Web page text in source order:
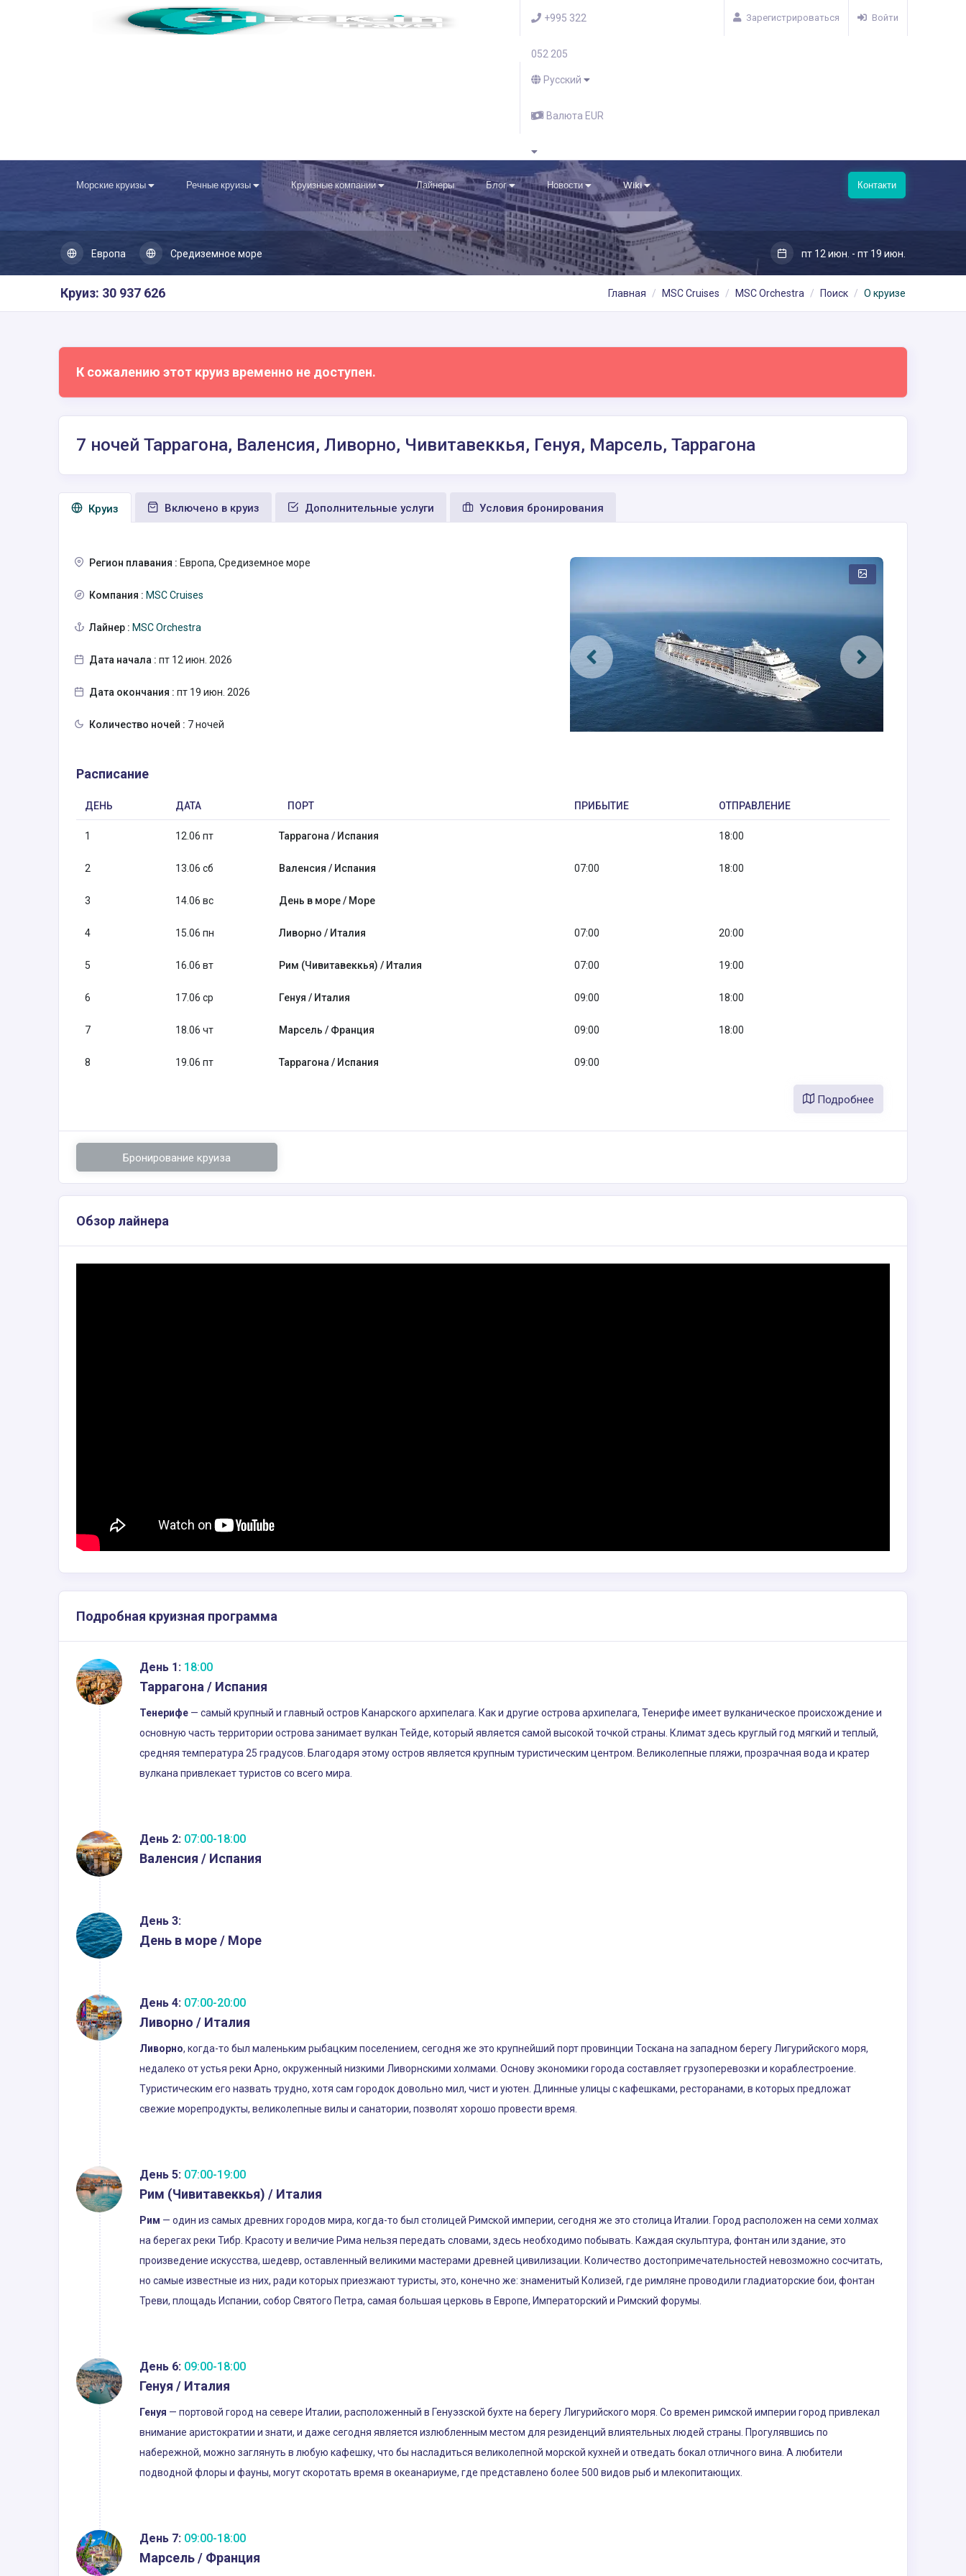
+995 322
052 205
Русский
Валюта EUR
Зарегистрироваться Войти
Морские круизы Речные круизы Круизные компании Лайнеры Блог Новости Wiki Контакти
Европа Средиземное море пт 12 июн. - пт 19 июн.
Круиз: 30 937 626 Главная MSC Cruises MSC Orchestra Поиск О круизе
К сожалению этот круиз временно не доступен.
7 ночей Таррагона, Валенсия, Ливорно, Чивитавеккья, Генуя, Марсель, Таррагона
Круиз Включено в круиз Дополнительные услуги Условия бронирования
Регион плавания : Европа, Средиземное море
Компания : MSC Cruises
Лайнер : MSC Orchestra
Дата начала : пт 12 июн. 2026
Дата окончания : пт 19 июн. 2026
Количество ночей : 7 ночей
Расписание
ДЕНЬ ДАТА ПОРТ ПРИБЫТИЕ ОТПРАВЛЕНИЕ
1 12.06 пт Таррагона / Испания 18:00
2 13.06 сб Валенсия / Испания 07:00 18:00
3 14.06 вс День в море / Море
4 15.06 пн Ливорно / Италия 07:00 20:00
5 16.06 вт Рим (Чивитавеккья) / Италия 07:00 19:00
6 17.06 ср Генуя / Италия 09:00 18:00
7 18.06 чт Марсель / Франция 09:00 18:00
8 19.06 пт Таррагона / Испания 09:00
Подробнее
Бронирование круиза
Обзор лайнера
Подробная круизная программа
День 1: 18:00
Таррагона / Испания
Тенерифе — самый крупный и главный остров Канарского архипелага. Как и другие острова архипелага, Тенерифе имеет вулканическое происхождение и
основную часть территории острова занимает вулкан Тейде, который является самой высокой точкой страны. Климат здесь круглый год мягкий и теплый,
средняя температура 25 градусов. Благодаря этому остров является крупным туристическим центром. Великолепные пляжи, прозрачная вода и кратер
вулкана привлекает туристов со всего мира.
День 2: 07:00-18:00
Валенсия / Испания
День 3:
День в море / Море
День 4: 07:00-20:00
Ливорно / Италия
Ливорно, когда-то был маленьким рыбацким поселением, сегодня же это крупнейший порт провинции Тоскана на западном берегу Лигурийского моря,
недалеко от устья реки Арно, окруженный низкими Ливорнскими холмами. Основу экономики города составляет грузоперевозки и кораблестроение.
Туристическим его назвать трудно, хотя сам городок довольно мил, чист и уютен. Длинные улицы с кафешками, ресторанами, в которых предложат
свежие морепродукты, великолепные вилы и санатории, позволят хорошо провести время.
День 5: 07:00-19:00
Рим (Чивитавеккья) / Италия
Рим — один из самых древних городов мира, когда-то был столицей Римской империи, сегодня же это столица Италии. Город расположен на семи холмах
на берегах реки Тибр. Красоту и величие Рима нельзя передать словами, здесь необходимо побывать. Каждая скульптура, фонтан или здание, это
произведение искусства, шедевр, оставленный великими мастерами древней цивилизации. Количество достопримечательностей невозможно сосчитать,
но самые известные из них, ради которых приезжают туристы, это, конечно же: знаменитый Колизей, где римляне проводили гладиаторские бои, фонтан
Треви, площадь Испании, собор Святого Петра, самая большая церковь в Европе, Императорский и Римский форумы.
День 6: 09:00-18:00
Генуя / Италия
Генуя — портовой город на севере Италии, расположенный в Генуэзской бухте на берегу Лигурийского моря. Со времен римской империи город привлекал
внимание аристократии и знати, и даже сегодня является излюбленным местом для резиденций влиятельных людей страны. Прогулявшись по
набережной, можно заглянуть в любую кафешку, что бы насладиться великолепной морской кухней и отведать бокал отличного вина. А любители
подводной флоры и фауны, могут скоротать время в океанариуме, где представлено более 500 видов рыб и млекопитающих.
День 7: 09:00-18:00
Марсель / Франция